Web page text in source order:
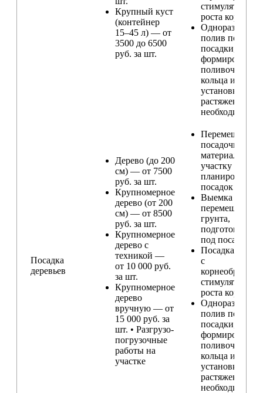
Крупный куст
(контейнер
15–45 л) — от
3500 до 6500
руб. за шт.
стимулятором
роста корней
Одноразовый
полив после
посадки,
формирование
поливочного
кольца и
установка
растяжек (при
Посадка
деревьев
Дерево (до 200
см) — от 7500
руб. за шт.
Крупномерное
дерево (от 200
см) — от 8500
руб. за шт.
Крупномерное
дерево с
техникой —
от 10 000 руб.
за шт.
Крупномерное
дерево
вручную — от
15 000 руб. за
шт. • Разгрузо-
погрузочные
работы на
участке
Перемещение
посадочного
материала по
участку и
планирование
посадок
Выемка и
перемещение
грунта,
подготовка
под посадку
Посадка
с
стимулятором
роста корней
Одноразовый
полив после
посадки,
формирование
поливочного
кольца и
установка
растяжек (при